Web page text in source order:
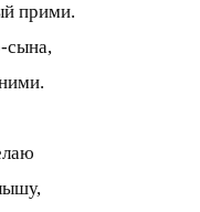
прими.
сына,